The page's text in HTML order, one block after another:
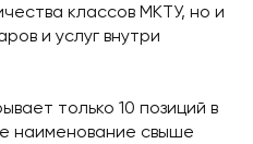
классов МКТУ, но и
и услуг внутри
только 10 позиций в
наименование свыше